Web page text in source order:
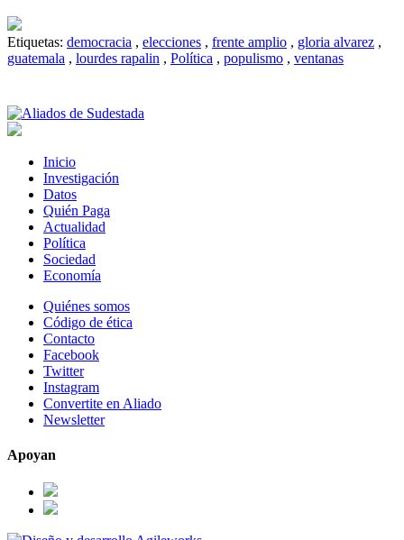
Etiquetas: democracia , elecciones , frente amplio , gloria alvarez ,
guatemala , lourdes rapalin , Política , populismo , ventanas
Inicio
Investigación
Datos
Quién Paga
Actualidad
Política
Sociedad
Economía
Quiénes somos
Código de ética
Contacto
Facebook
Twitter
Instagram
Convertite en Aliado
Newsletter
Apoyan